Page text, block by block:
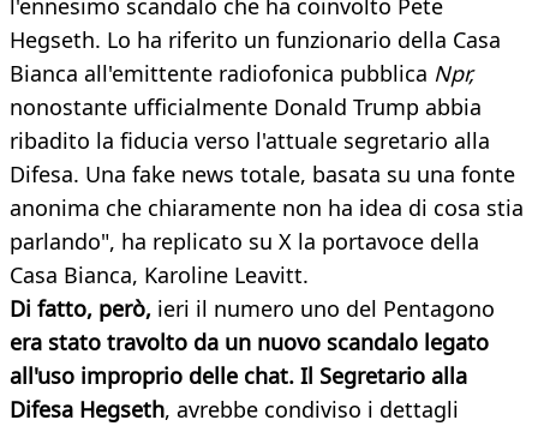
l'ennesimo scandalo che ha coinvolto Pete
Hegseth. Lo ha riferito un funzionario della Casa
Bianca all'emittente radiofonica pubblica Npr,
nonostante ufficialmente Donald Trump abbia
ribadito la fiducia verso l'attuale segretario alla
Difesa. Una fake news totale, basata su una fonte
anonima che chiaramente non ha idea di cosa stia
parlando", ha replicato su X la portavoce della
Casa Bianca, Karoline Leavitt.
Di fatto, però, ieri il numero uno del Pentagono
era stato travolto da un nuovo scandalo legato
all'uso improprio delle chat. Il Segretario alla
Difesa Hegseth, avrebbe condiviso i dettagli